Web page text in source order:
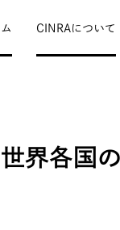
CINRAについて
界各国